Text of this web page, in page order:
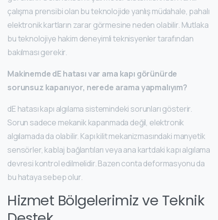
çalışma prensibi olan bu teknolojide yanlış müdahale, pahalı
elektronik kartların zarar görmesine neden olabilir. Mutlaka
bu teknolojiye hakim deneyimli teknisyenler tarafından
bakılması gerekir.
Makinemde dE hatası var ama kapı görünürde
sorunsuz kapanıyor, nerede arama yapmalıyım?
dE hatası kapı algılama sistemindeki sorunları gösterir.
Sorun sadece mekanik kapanmada değil, elektronik
algılamada da olabilir. Kapı kilit mekanizmasındaki manyetik
sensörler, kablaj bağlantıları veya ana kartdaki kapı algılama
devresi kontrol edilmelidir. Bazen conta deformasyonu da
bu hataya sebep olur.
Hizmet Bölgelerimiz ve Teknik